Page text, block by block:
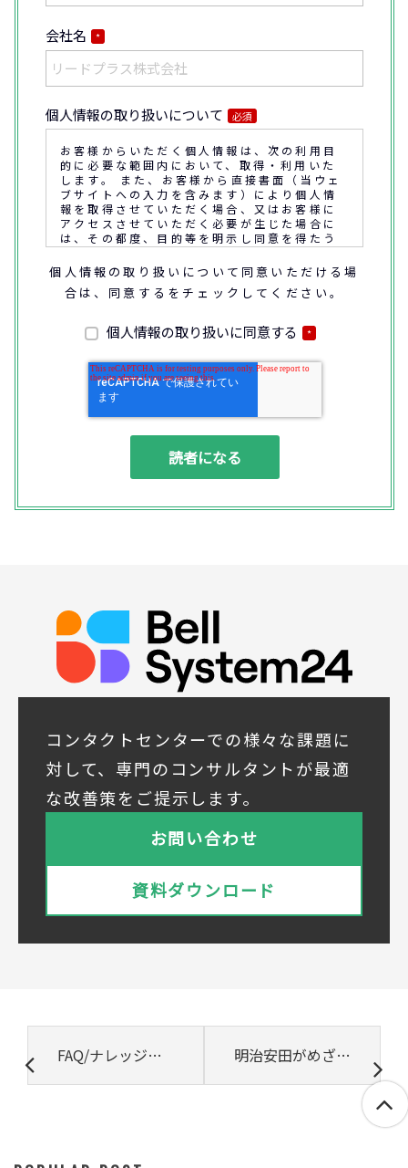
会社名 *
個人情報の取り扱いについて 必須
お客様からいただく個人情報は、次の利用目
的に必要な範囲内において、取得・利用いた
します。 また、お客様から直接書面（当ウェ
ブサイトへの入力を含みます）により個人情
報を取得させていただく場合、又はお客様に
アクセスさせていただく必要が生じた場合に
は、その都度、目的等を明示し同意を得たう
えで取得又はアクセスさせていただきます。
なお、通話内容の確認や応対品質の評価・研
客様との通話内容を書面、音声又は電子的方
法により記録させていただくことがありま
◆個人情報の利用目的
(1) お問い合わせいただいた内容やご相談に
行、その他業務上必要な事務連絡を行うため
(3) ご要望いただいた資料の発送や確認した
(4) ダイレクトメール、電子メール、電話等
◆取得する個人データの項目
所属組織名（会社名・団体名等）、氏名、部
署、役職、業種、ご住所、電話番号、E-Mail
アドレス
当社は下記会社との間で、お客様の個人情報
を次のとおり共同して利用いたします。
① 共同利用する者の範囲
株式会社ベルシステム24ホールディングス
株式会社ベルシステム24ホールディングスの
プライバシーポリシーはこちらをご覧ください
株式会社ベルシステム24
株式会社ベルシステム24のプライバシーポリ
シーはこちらをご覧ください
③ 共同して利用する者の利用目的
・お問い合わせいただいた内容やご相談に対
応するため
個人情報の取り扱いについて同意いただける場
合は、同意するをチェックしてください。
個人情報の取り扱いに同意する *
コンタクトセンターでの様々な課題に
対して、専門のコンサルタントが最適
な改善策をご提示します。
お問い合わせ
資料ダウンロード
FAQ/ナレッジシステムの価値が高まり続ける理由（前編）～生成AI時代にFAQ管理が重要なワケ～ 明治安田がめざす「人に一番やさしい」コミュニケーションセンターとは？